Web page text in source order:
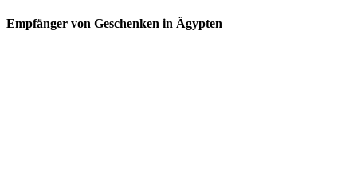
Empfänger von Geschenken in Ägypten